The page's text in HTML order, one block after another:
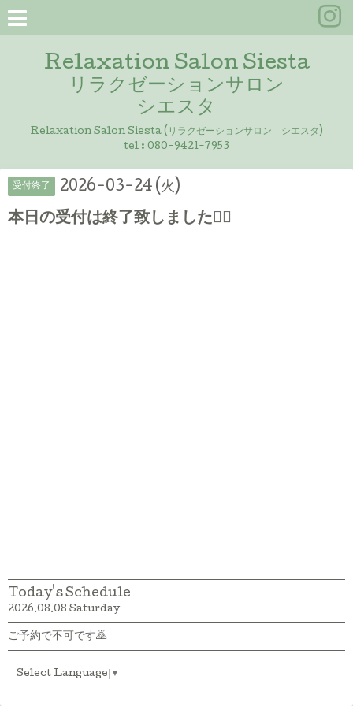
Relaxation Salon Siesta
リラクゼーションサロン
シエスタ
Relaxation Salon Siesta (リラクゼーションサロン シエスタ)
tel : 080-9421-7953
受付終了 2026-03-24 (火)
本日の受付は終了致しました🙇‍♀️
Today's Schedule
2026.08.08 Saturday
ご予約で不可です🙇
Select Language ▼